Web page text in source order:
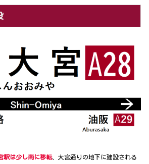
駅は少し南に移転、大宮通りの地下に建設される